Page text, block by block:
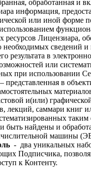
обработанная и
информация,
или иной форме
ресурсов Лицензиара,
необходимых сведений и
результата в
или
при использовании
– представленная в
и(или)
лекций, саммари книг
таким
быть найдены и
машины
- два уникальных
Подписчика,
к Контенту.